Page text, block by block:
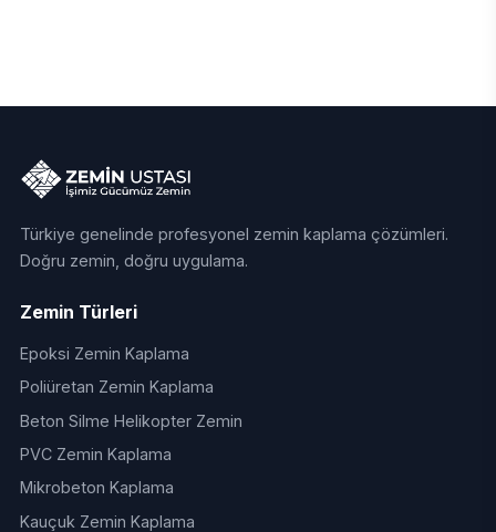
Türkiye genelinde profesyonel zemin kaplama çözümleri.
Doğru zemin, doğru uygulama.
Zemin Türleri
Epoksi Zemin Kaplama
Poliüretan Zemin Kaplama
Beton Silme Helikopter Zemin
PVC Zemin Kaplama
Mikrobeton Kaplama
Kauçuk Zemin Kaplama